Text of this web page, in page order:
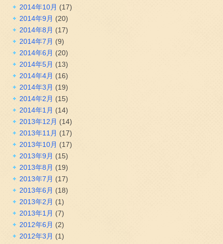
2014年10月 (17)
2014年9月 (20)
2014年8月 (17)
2014年7月 (9)
2014年6月 (20)
2014年5月 (13)
2014年4月 (16)
2014年3月 (19)
2014年2月 (15)
2014年1月 (14)
2013年12月 (14)
2013年11月 (17)
2013年10月 (17)
2013年9月 (15)
2013年8月 (19)
2013年7月 (17)
2013年6月 (18)
2013年2月 (1)
2013年1月 (7)
2012年6月 (2)
2012年3月 (1)